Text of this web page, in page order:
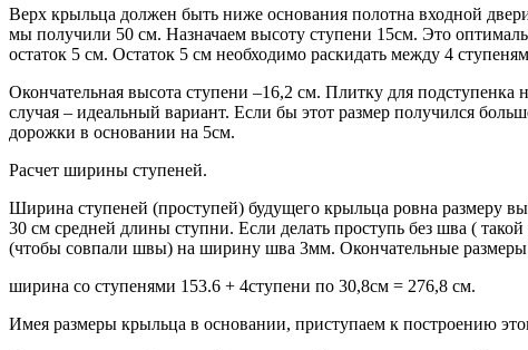
Верх крыльца должен быть ниже основания полотна входной
мы получили 50 см. Назначаем высоту ступени 15см. Это
остаток 5 см. Остаток 5 см необходимо раскидать между 4
Окончательная высота ступени –16,2 см. Плитку для
случая – идеальный вариант. Если бы этот размер получился
дорожки в основании на 5см.
Расчет ширины ступеней.
Ширина ступеней (проступей) будущего крыльца ровна размеру
30 см средней длины ступни. Если делать проступь без шва (
(чтобы совпали швы) на ширину шва 3мм. Окончательные размеры
ширина со ступенями 153.6 + 4ступени по 30,8см = 276,8 см.
Имея размеры крыльца в основании, приступаем к построению